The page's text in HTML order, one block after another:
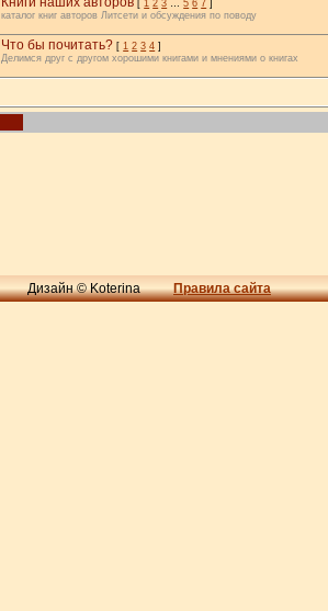
[ 1 2 3 …5 6 7 ]
каталог книг авторов Литсети и обсуждения по поводу
Что бы почитать? [ 1 2 3 4 ]
Делимся друг с другом хорошими книгами и мнениями о книгах
Дизайн © Koterina Правила сайта